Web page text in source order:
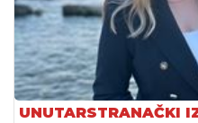
UNUTARSTRANAČKI